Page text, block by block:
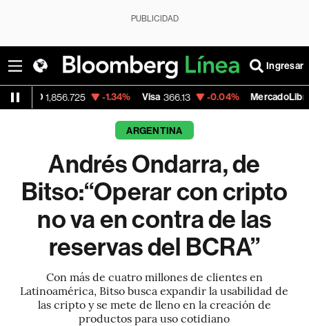
PUBLICIDAD
Ingresar
-1.34% Visa 366.13 -0.04% MercadoLibre 1,879.59
ARGENTINA
Andrés Ondarra, de
Bitso:“Operar con cripto
no va en contra de las
reservas del BCRA”
Con más de cuatro millones de clientes en
Latinoamérica, Bitso busca expandir la usabilidad de
las cripto y se mete de lleno en la creación de
productos para uso cotidiano